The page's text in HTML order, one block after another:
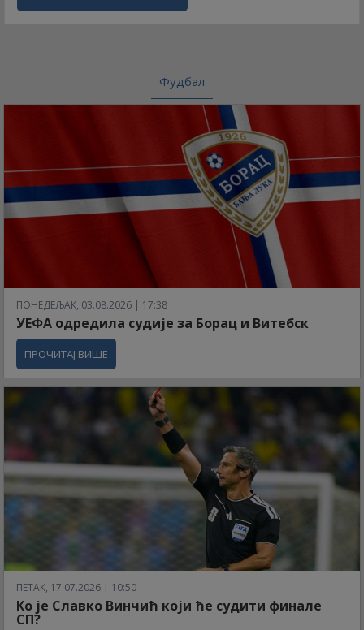
Фудбал
ПОНЕДЕЉАК, 03.08.2026 | 17:38
УЕФА одредила судије за Борац и Витебск
ПРОЧИТАЈ ВИШЕ
ПЕТАК, 17.07.2026 | 10:50
Ко је Славко Винчић који ће судити финале
СП?